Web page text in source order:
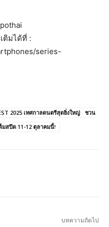
ติมได้ที่ :
series-
2025 เทศกาลดนตรีสุดยิ่งใหญ่ ชวน
มสปีด 11-12 ตุลาคมนี้!
บทความถัดไป